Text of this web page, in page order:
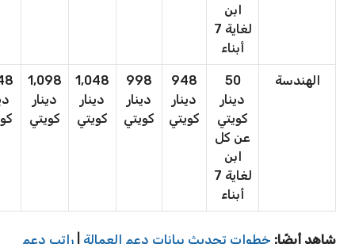
ابن
لغاية 7
أبناء
الهندسة
50
دينار
كويتي
عن كل
ابن
لغاية 7
أبناء
948
دينار
كويتي
998
دينار
كويتي
1,048
دينار
كويتي
1,098
دينار
كويتي
شاهد أيضًا: خطوات تحديث بيانات دعم العمالة راتب دعم